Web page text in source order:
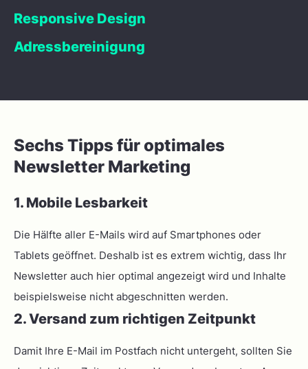
Responsive Design
Adressbereinigung
Sechs Tipps für optimales
Newsletter Marketing
1. Mobile Lesbarkeit
Die Hälfte aller E-Mails wird auf Smartphones oder
Tablets geöffnet. Deshalb ist es extrem wichtig, dass Ihr
Newsletter auch hier optimal angezeigt wird und Inhalte
beispielsweise nicht abgeschnitten werden.
2. Versand zum richtigen Zeitpunkt
Damit Ihre E-Mail im Postfach nicht untergeht, sollten Sie